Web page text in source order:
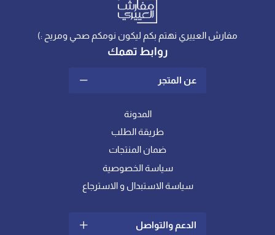
مفارش العييري نهتم بكم ليكون نومكم صحي ومريح :)
روابط تهمك
عن المتجر
المدونة
طريقة الطلب
ضمان المنتجات
سياسة الخصوصية
سياسة الاستبدال و الاسترجاع
الدعم والتواصل